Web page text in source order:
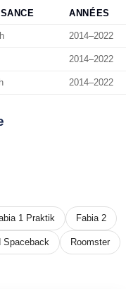
ANNÉES
2014–2022
2014–2022
2014–2022
1 Praktik Fabia 2
Spaceback Roomster